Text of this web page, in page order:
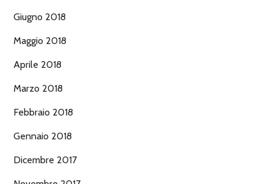
Giugno 2018
Maggio 2018
Aprile 2018
Marzo 2018
Febbraio 2018
Gennaio 2018
Dicembre 2017